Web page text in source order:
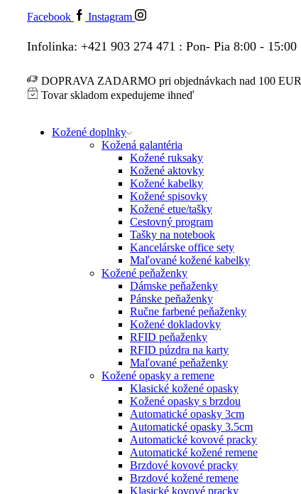
Facebook Instagram
Infolinka: +421 903 274 471 : Pon- Pia 8:00 - 15:00
DOPRAVA ZADARMO pri objednávkach nad 100 EUR
Tovar skladom expedujeme ihneď
Kožené doplnky
Kožená galantéria
Kožené ruksaky
Kožené aktovky
Kožené kabelky
Kožené spisovky
Kožené etue/tašky
Cestovný program
Tašky na notebook
Kancelárske office sety
Maľované kožené kabelky
Kožené peňaženky
Dámske peňaženky
Pánske peňaženky
Ručne farbené peňaženky
Kožené dokladovky
RFID peňaženky
RFID púzdra na karty
Maľované peňaženky
Kožené opasky a remene
Klasické kožené opasky
Kožené opasky s brzdou
Automatické opasky 3cm
Automatické opasky 3.5cm
Automatické kovové pracky
Automatické kožené remene
Brzdové kovové pracky
Brzdové kožené remene
Klasické kovové pracky